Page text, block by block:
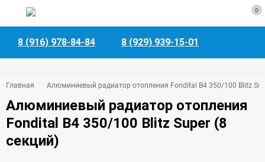
0
8 (916) 978-84-84 8 (929) 939-15-01
Главная Алюминиевый радиатор отопления Fondital B4 350/100 Blitz
Алюминиевый радиатор отопления
Fondital B4 350/100 Blitz Super (8
секций)